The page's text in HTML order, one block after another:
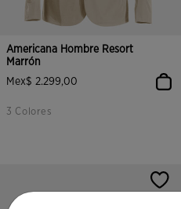
Americana Hombre Resort
Marrón
Mex$ 2.299,00
3 Colores